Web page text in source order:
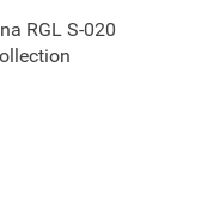
RGL S-020